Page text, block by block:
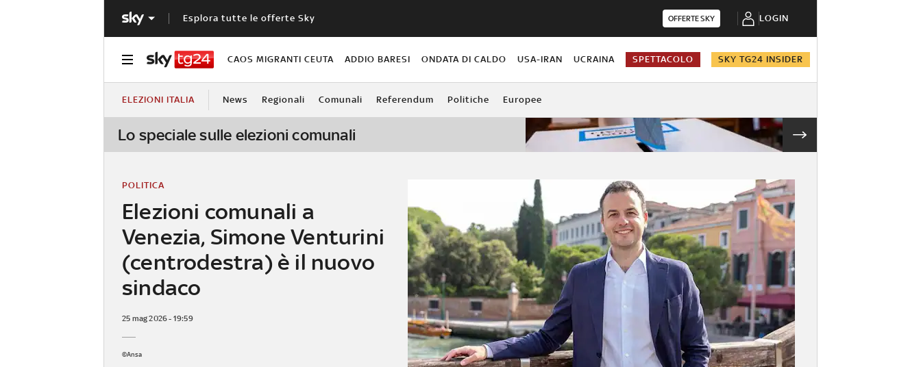
Esplora tutte le offerte Sky OFFERTE SKY LOGIN
CAOS MIGRANTI CEUTA ADDIO BARESI ONDATA DI CALDO USA-IRAN UCRAINA SPETTACOLO SKY TG24 INSIDER
ELEZIONI ITALIA News Regionali Comunali Referendum Politiche Europee
Lo speciale sulle elezioni comunali
Elezioni comunali a
Venezia, Simone Venturini
(centrodestra) è il nuovo
sindaco
POLITICA
25 mag 2026 - 19:59
©Ansa